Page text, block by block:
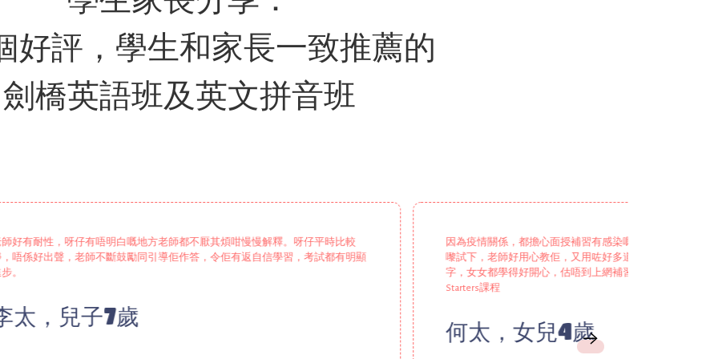
好評，學生和家長一致推薦的
劍橋英語班及英文拼音班
好有耐性，呀仔有唔明白嘅地方老師都不厭其煩咁慢慢解釋。呀仔平時比較
唔係好出聲，老師不斷鼓勵同引導佢作答，令佢有返自信學習，考試都有明顯
。
太，兒子7歲
因為疫情關係，都擔心面授補習有感染嘅風險，上網睇到
嚟試下，老師好用心教佢，又用咗好多道具同公仔吸引小
字，女女都學得好開心，估唔到上網補習都可以充滿趣味
Starters課程
何太，女兒4歲